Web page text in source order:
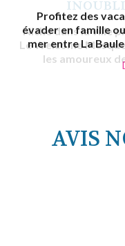
Niché dans la ville
Le Welcome
les amoureux
Profitez des
évader en famille
mer entre La
AVIS